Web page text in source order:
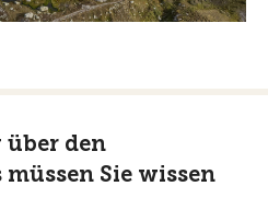
über den
Sie wissen